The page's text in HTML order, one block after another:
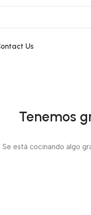
Us
Tenemos
Se está cocinando algo